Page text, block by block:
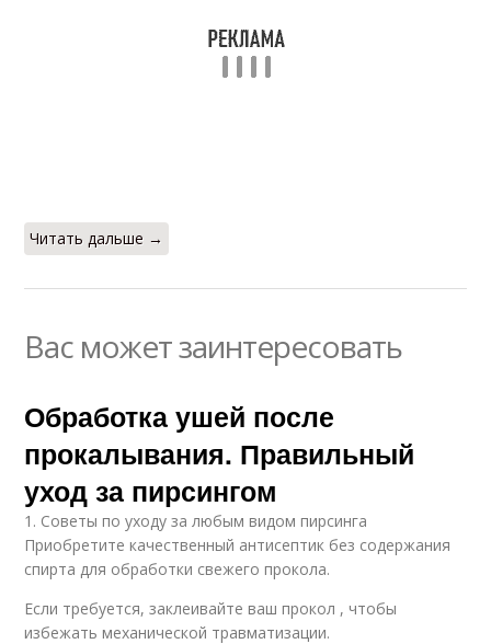
Читать дальше →
Вас может заинтересовать
Обработка ушей после
прокалывания. Правильный
уход за пирсингом
1. Советы по уходу за любым видом пирсинга
Приобретите качественный антисептик без содержания
спирта для обработки свежего прокола.
Если требуется, заклеивайте ваш прокол , чтобы
избежать механической травматизации.